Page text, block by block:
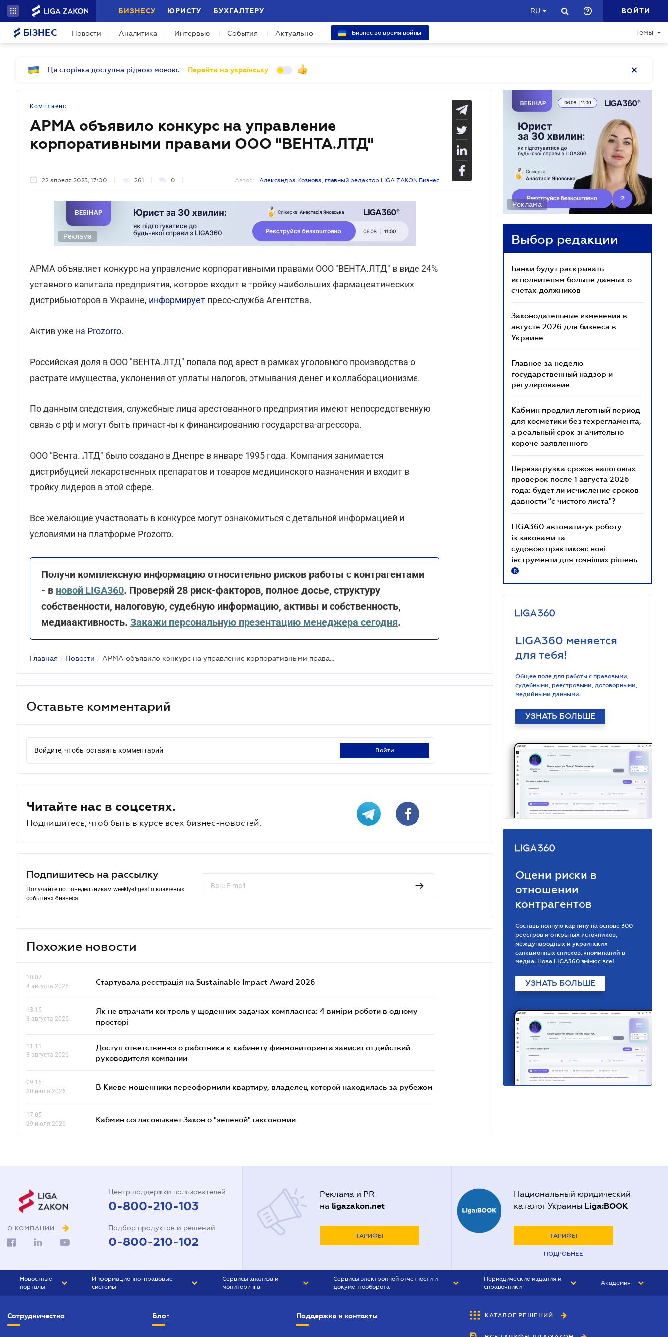
БИЗНЕСУ ЮРИСТУ БУХГАЛТЕРУ RU ВОЙТИ
БІЗНЕС Новости Аналитика Интервью События Актуально Бизнес во время войны Темы
Ця сторінка доступна рідною мовою. Перейти на українську
Комплаенс
АРМА объявило конкурс на управление
корпоративными правами ООО "ВЕНТА.ЛТД"
22 апреля 2025, 17:00 261 0 Автор: Александра Кознова, главный редактор LIGA ZAKON Бизнес
Реклама
АРМА объявляет конкурс на управление корпоративными правами ООО "ВЕНТА.ЛТД" в виде 24%
уставного капитала предприятия, которое входит в тройку наибольших фармацевтических
дистрибьюторов в Украине, информирует пресс-служба Агентства.
Актив уже на Prozorro.
Российская доля в ООО "ВЕНТА.ЛТД" попала под арест в рамках уголовного производства о
растрате имущества, уклонения от уплаты налогов, отмывания денег и коллаборационизме.
По данным следствия, служебные лица арестованного предприятия имеют непосредственную
связь с рф и могут быть причастны к финансированию государства-агрессора.
ООО "Вента. ЛТД" было создано в Днепре в январе 1995 года. Компания занимается
дистрибуцией лекарственных препаратов и товаров медицинского назначения и входит в
тройку лидеров в этой сфере.
Все желающие участвовать в конкурсе могут ознакомиться с детальной информацией и
условиями на платформе Prozorro.
Получи комплексную информацию относительно рисков работы с контрагентами
- в новой LIGA360. Проверяй 28 риск-факторов, полное досье, структуру
собственности, налоговую, судебную информацию, активы и собственность,
медиаактивность. Закажи персональную презентацию менеджера сегодня.
Главная / Новости / АРМА объявило конкурс на управление корпоративными правами ООО "ВЕНТА.ЛТД"
Оставьте комментарий
Войдите, чтобы оставить комментарий войти
Читайте нас в соцсетях.
Подпишитесь, чтоб быть в курсе всех бизнес-новостей.
Подпишитесь на рассылку
Получайте по понедельникам weekly-digest о ключевых
событиях бизнеса
Похожие новости
10.07
4 августа 2026
Стартувала реєстрація на Sustainable Impact Award 2026
13.15
3 августа 2026
Як не втрачати контроль у щоденних задачах комплаєнса: 4 виміри роботи в одному
просторі
11.11
3 августа 2026
Доступ ответственного работника к кабинету финмониторинга зависит от действий
руководителя компании
09.15
30 июля 2026
В Киеве мошенники переоформили квартиру, владелец которой находилась за рубежом
17.05
29 июля 2026
Кабмин согласовывает Закон о "зеленой" таксономии
Реклама
Выбор редакции
Банки будут раскрывать
исполнителям больше данных о
счетах должников
Законодательные изменения в
августе 2026 для бизнеса в
Украине
Главное за неделю:
государственный надзор и
регулирование
Кабмин продлил льготный период
для косметики без техрегламента,
а реальный срок значительно
короче заявленного
Перезагрузка сроков налоговых
проверок после 1 августа 2026
года: будет ли исчисление сроков
давности "с чистого листа"?
LIGA360 автоматизує роботу
із законами та
судовою практикою: нові
інструменти для точніших рішень
R
LIGA360 меняется
для тебя!
Общее поле для работы с правовыми,
судебными, реестровыми, договорными,
медийными данными.
УЗНАТЬ БОЛЬШЕ
Оцени риски в
отношении
контрагентов
Составь полную картину на основе 300
реестров и открытых источников,
международных и украинских
санкционных списков, упоминаний в
медиа. Нова LIGA360 змінює все!
УЗНАТЬ БОЛЬШЕ
О КОМПАНИИ
Центр поддержки пользователей
0-800-210-103
Подбор продуктов и решений
0-800-210-102
Реклама и PR
на ligazakon.net
ТАРИФЫ
Национальный юридический
каталог Украины Liga:BOOK
ТАРИФЫ
ПОДРОБНЕЕ
Новостные
порталы
БИЗНЕС
Информационно-правовые
системы
Сервисы анализа и
мониторинга
Сервисы электронной отчетности и
документооборота
Периодические издания и
справочники
БУХГАЛТЕР&ЗАКОН
Академия
Сотрудничество Блог Поддержка и контакты КАТАЛОГ РЕШЕНИЙ